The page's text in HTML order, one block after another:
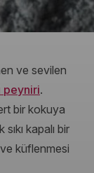
ve sevilen
peyniri.
bir kokuya
kapalı bir
küflenmesi